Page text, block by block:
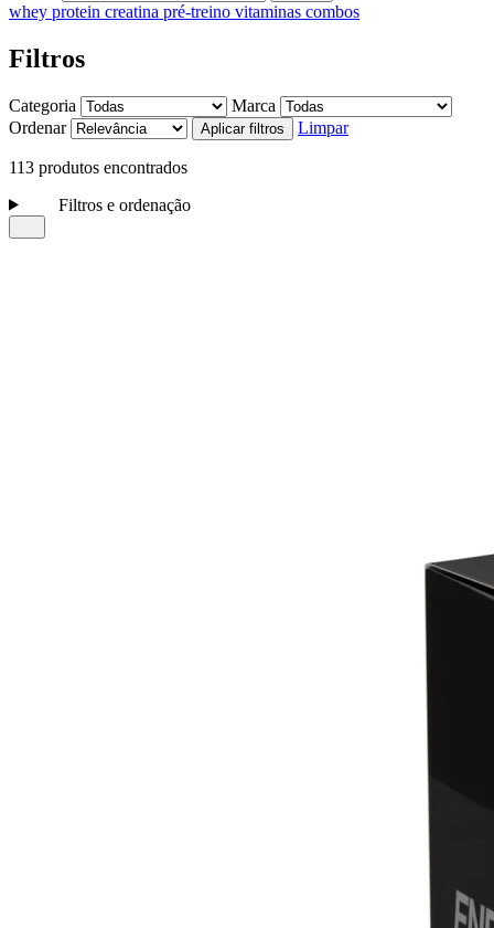
whey protein creatina pré-treino vitaminas combos
Filtros
Categoria
Marca
Ordenar
Aplicar filtros Limpar
113 produtos encontrados
Filtros e ordenação